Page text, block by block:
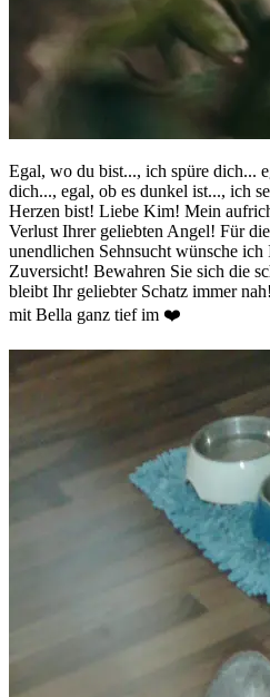
Egal, wo du bist..., ich spüre dich...
dich..., egal, ob es dunkel ist..., ich
Herzen bist! Liebe Kim! Mein
Verlust Ihrer geliebten Angel! Für
unendlichen Sehnsucht wünsche
Zuversicht! Bewahren Sie sich die
bleibt Ihr geliebter Schatz immer
mit Bella ganz tief im ❤️